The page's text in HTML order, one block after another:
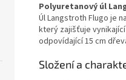
Polyuretanový úl
Úl Langstroth Flugo je
který zajišťuje
odpovídající 15 cm
Složení a